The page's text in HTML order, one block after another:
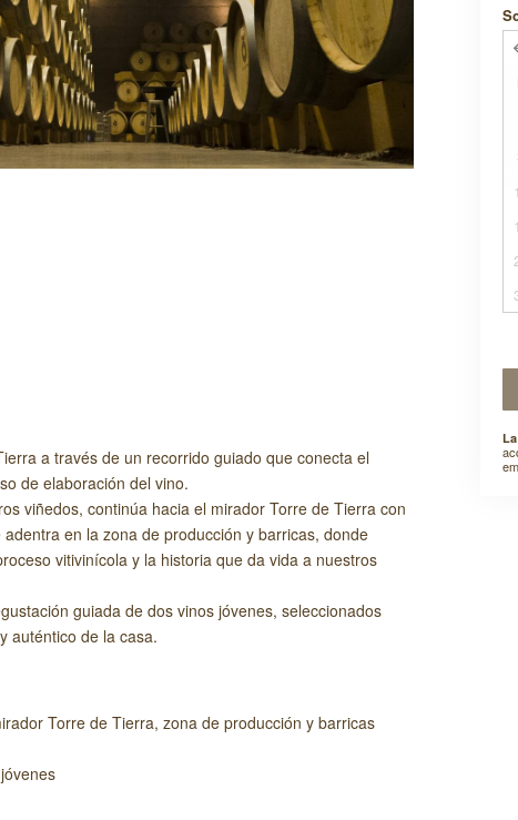
a través de un recorrido guiado que conecta el
de elaboración del vino.
viñedos, continúa hacia el mirador Torre de Tierra con
en la zona de producción y barricas, donde
vitivinícola y la historia que da vida a nuestros
guiada de dos vinos jóvenes, seleccionados
auténtico de la casa.
Torre de Tierra, zona de producción y barricas